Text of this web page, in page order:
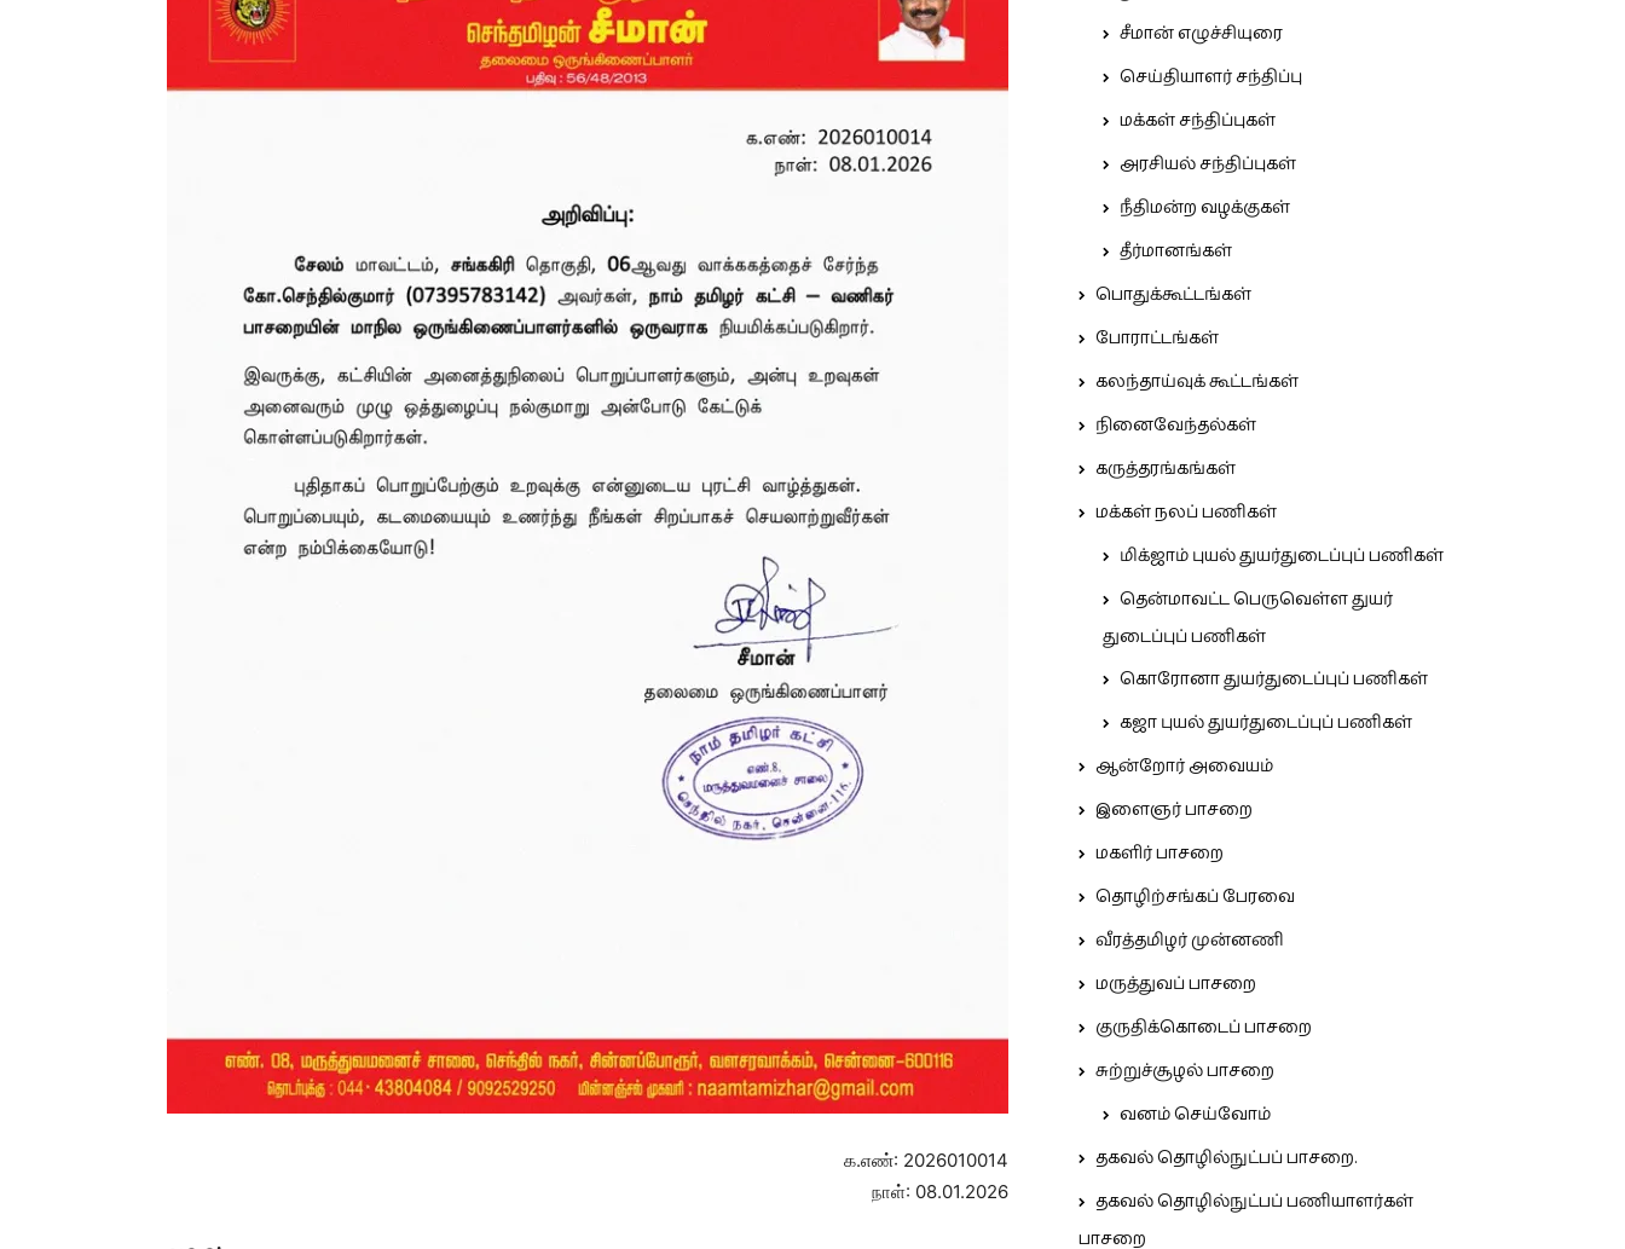
க.எண்: 2026010014
நாள்: 08.01.2026
சீமான் எழுச்சியுரை
செய்தியாளர் சந்திப்பு
மக்கள் சந்திப்புகள்
அரசியல் சந்திப்புகள்
நீதிமன்ற வழக்குகள்
தீர்மானங்கள்
பொதுக்கூட்டங்கள்
போராட்டங்கள்
கலந்தாய்வுக் கூட்டங்கள்
நினைவேந்தல்கள்
கருத்தரங்கங்கள்
மக்கள் நலப் பணிகள்
மிக்ஜாம் புயல் துயர்துடைப்புப் பணிகள்
தென்மாவட்ட பெருவெள்ள துயர்
துடைப்புப் பணிகள்
கொரோனா துயர்துடைப்புப் பணிகள்
கஜா புயல் துயர்துடைப்புப் பணிகள்
ஆன்றோர் அவையம்
இளைஞர் பாசறை
மகளிர் பாசறை
தொழிற்சங்கப் பேரவை
வீரத்தமிழர் முன்னணி
மருத்துவப் பாசறை
குருதிக்கொடைப் பாசறை
சுற்றுச்சூழல் பாசறை
வனம் செய்வோம்
தகவல் தொழில்நுட்பப் பாசறை.
தகவல் தொழில்நுட்பப் பணியாளர்கள்
பாசறை